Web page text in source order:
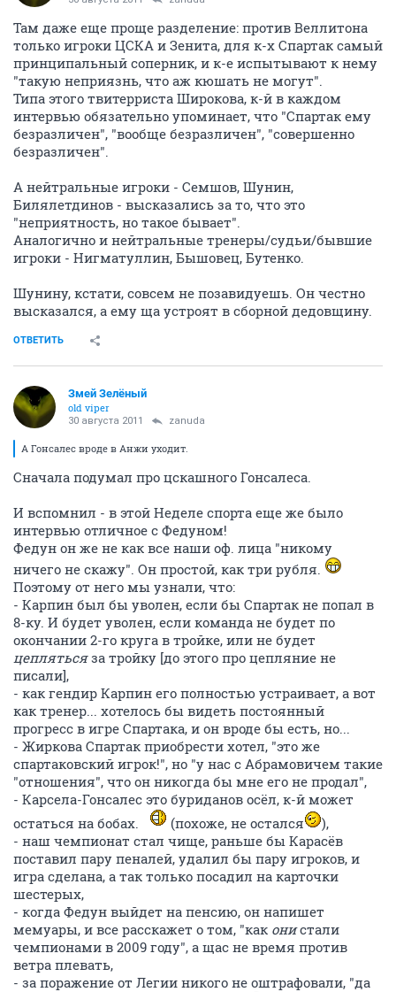
Там даже еще проще разделение: против Веллитона
только игроки ЦСКА и Зенита, для к-х Спартак самый
принципальный соперник, и к-е испытывают к нему
"такую неприязнь, что аж кюшать не могут".
Типа этого твитерриста Широкова, к-й в каждом
интервью обязательно упоминает, что "Спартак ему
безразличен", "вообще безразличен", "совершенно
безразличен".
А нейтральные игроки - Семшов, Шунин,
Билялетдинов - высказались за то, что это
"неприятность, но такое бывает".
Аналогично и нейтральные тренеры/судьи/бывшие
игроки - Нигматуллин, Бышовец, Бутенко.
Шунину, кстати, совсем не позавидуешь. Он честно
высказался, а ему ща устроят в сборной дедовщину.
ОТВЕТИТЬ
Змей Зелёный
old viper
30 августа 2011 zanuda
А Гонсалес вроде в Анжи уходит.
Сначала подумал про цскашного Гонсалеса.
И вспомнил - в этой Неделе спорта еще же было
интервью отличное с Федуном!
Федун он же не как все наши оф. лица "никому
ничего не скажу". Он простой, как три рубля.
Поэтому от него мы узнали, что:
- Карпин был бы уволен, если бы Спартак не попал в
8-ку. И будет уволен, если команда не будет по
окончании 2-го круга в тройке, или не будет
цеплятьсяза тройку [до этого про цепляние не
писали],
- как гендир Карпин его полностью устраивает, а вот
как тренер... хотелось бы видеть постоянный
прогресс в игре Спартака, и он вроде бы есть, но...
- Жиркова Спартак приобрести хотел, "это же
спартаковский игрок!", но "у нас с Абрамовичем такие
"отношения", что он никогда бы мне его не продал",
- Карсела-Гонсалес это буриданов осёл, к-й может
остаться на бобах.
(похоже, не остался
),
- наш чемпионат стал чище, раньше бы Карасёв
поставил пару пеналей, удалил бы пару игроков, и
игра сделана, а так только посадил на карточки
шестерых,
- когда Федун выйдет на пенсию, он напишет
мемуары, и все расскажет о том, "как онистали
чемпионами в 2009 году", а щас не время против
ветра плевать,
- за поражение от Легии никого не оштрафовали, "да